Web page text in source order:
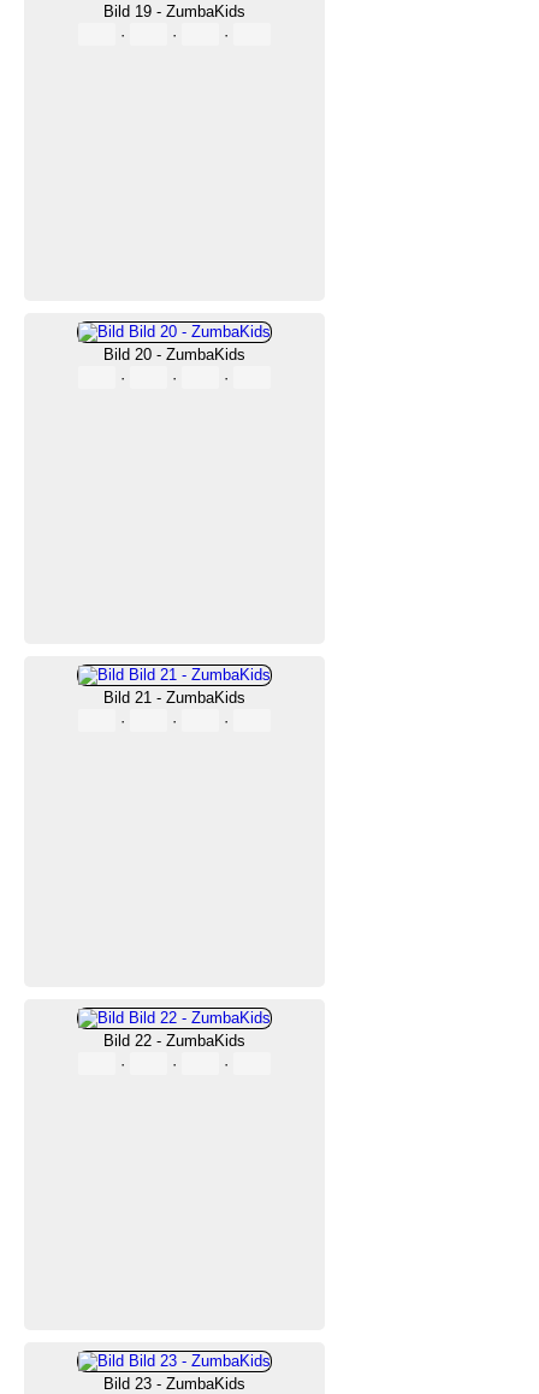
Bild 19 - ZumbaKids
·
· ·
Bild 20 - ZumbaKids
·
· ·
Bild 21 - ZumbaKids
·
· ·
Bild 22 - ZumbaKids
·
· ·
Bild 23 - ZumbaKids